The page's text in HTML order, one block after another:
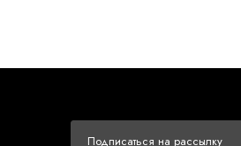
Подписаться на рассылку